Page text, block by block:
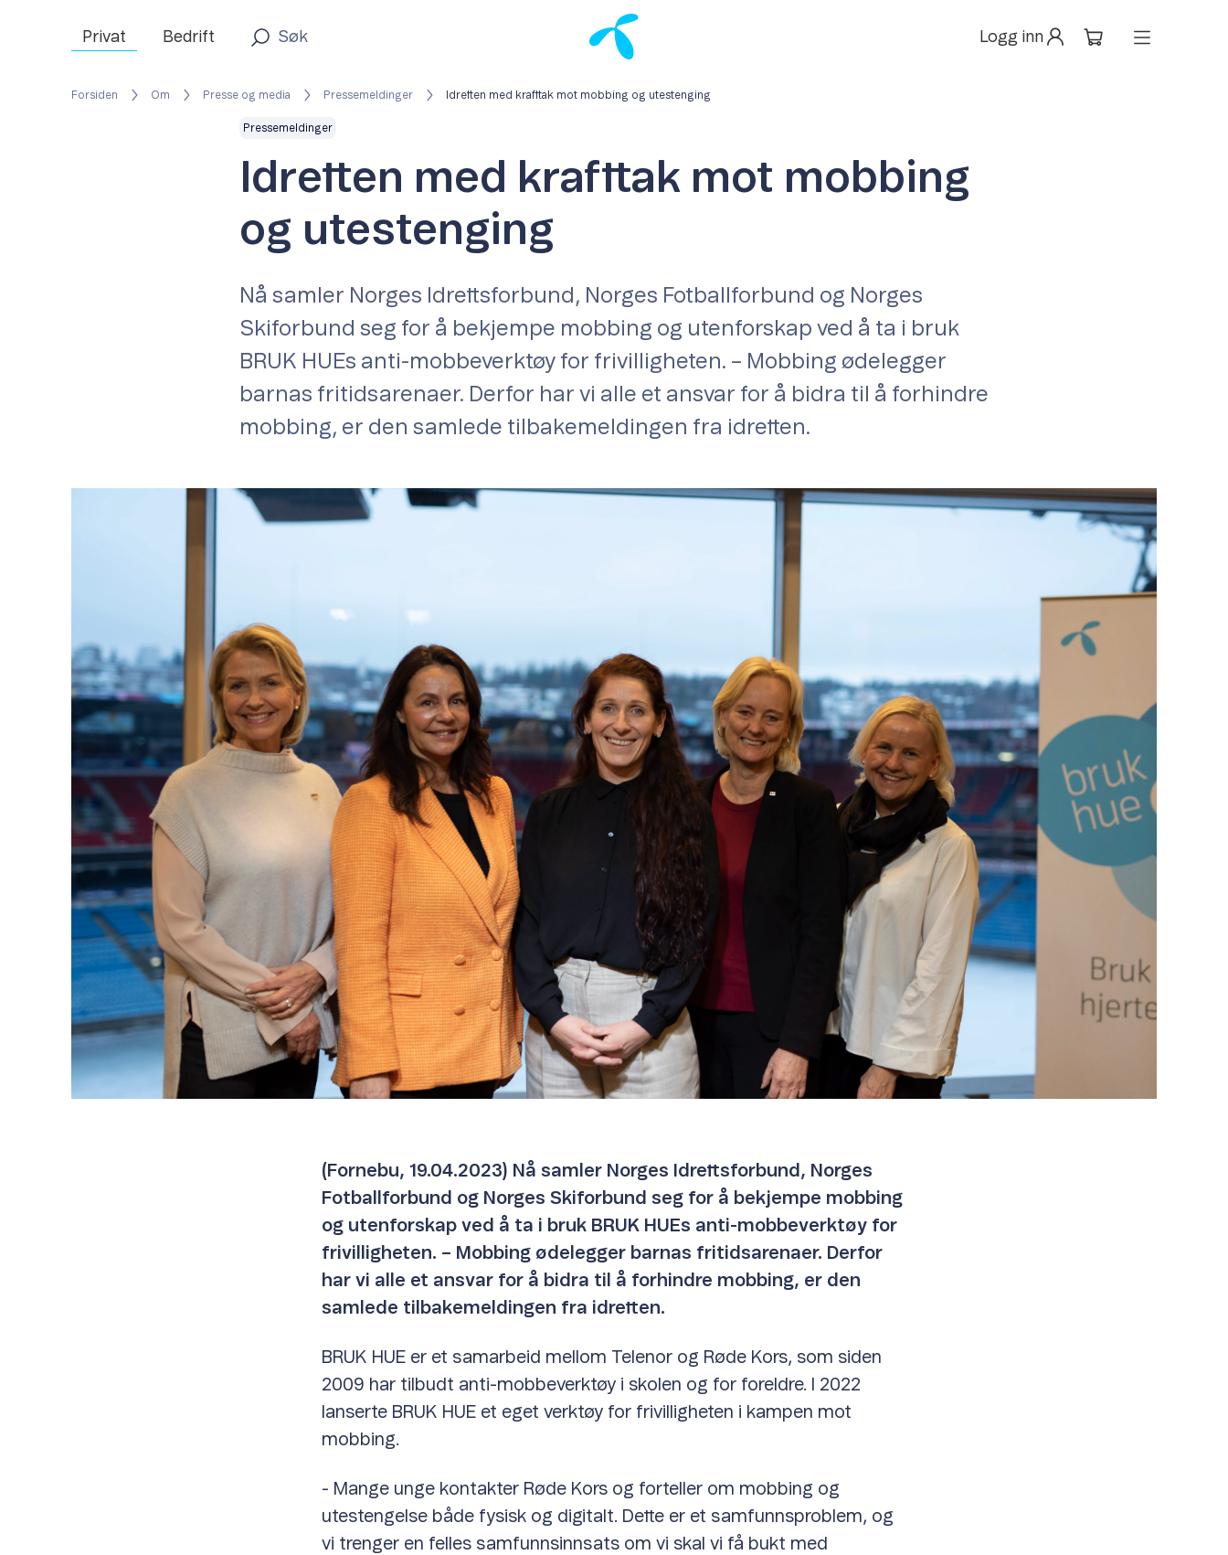
Privat Bedrift Logg inn
Forsiden Om Presse og media Pressemeldinger Idretten med krafttak mot mobbing og utestenging
Pressemeldinger
Idretten med krafttak mot mobbing
og utestenging
Nå samler Norges Idrettsforbund, Norges Fotballforbund og Norges
Skiforbund seg for å bekjempe mobbing og utenforskap ved å ta i bruk
BRUK HUEs anti-mobbeverktøy for frivilligheten. – Mobbing ødelegger
barnas fritidsarenaer. Derfor har vi alle et ansvar for å bidra til å forhindre
mobbing, er den samlede tilbakemeldingen fra idretten.
(Fornebu, 19.04.2023) Nå samler Norges Idrettsforbund, Norges
Fotballforbund og Norges Skiforbund seg for å bekjempe mobbing
og utenforskap ved å ta i bruk BRUK HUEs anti-mobbeverktøy for
frivilligheten. – Mobbing ødelegger barnas fritidsarenaer. Derfor
har vi alle et ansvar for å bidra til å forhindre mobbing, er den
samlede tilbakemeldingen fra idretten.
BRUK HUE er et samarbeid mellom Telenor og Røde Kors, som siden
2009 har tilbudt anti-mobbeverktøy i skolen og for foreldre. I 2022
lanserte BRUK HUE et eget verktøy for frivilligheten i kampen mot
mobbing.
- Mange unge kontakter Røde Kors og forteller om mobbing og
utestengelse både fysisk og digitalt. Dette er et samfunnsproblem, og
vi trenger en felles samfunnsinnsats om vi skal vi få bukt med